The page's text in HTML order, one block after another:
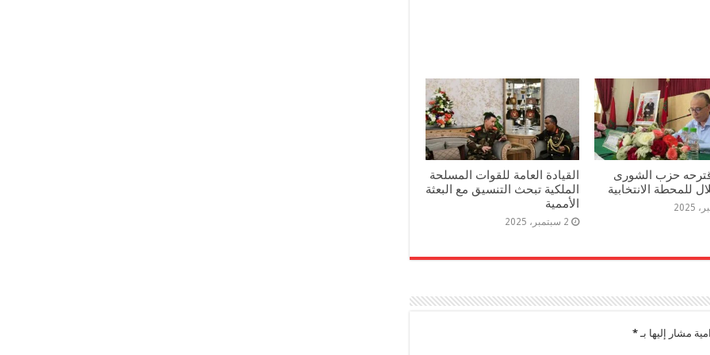
حزب الشورى
للمحطة الانتخابية
القيادة العامة للقوات المسلحة
الملكية تبحث التنسيق مع البعثة
الأممية
2 سبتمبر، 2025
مشار إليها بـ*